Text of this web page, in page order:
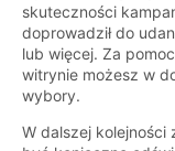
skuteczności
doprowadził do
lub więcej. Za
witrynie możesz w
wybory.
W dalszej kolejności